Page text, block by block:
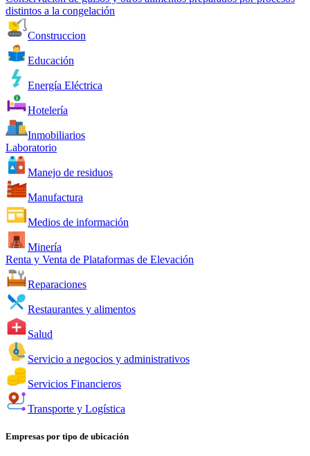
distintos a la congelación
Construccion
Educación
Energía Eléctrica
Hotelería
Inmobiliarios
Laboratorio
Manejo de residuos
Manufactura
Medios de información
Minería
Renta y Venta de Plataformas de Elevación
Reparaciones
Restaurantes y alimentos
Salud
Servicio a negocios y administrativos
Servicios Financieros
Transporte y Logística
Empresas por tipo de ubicación